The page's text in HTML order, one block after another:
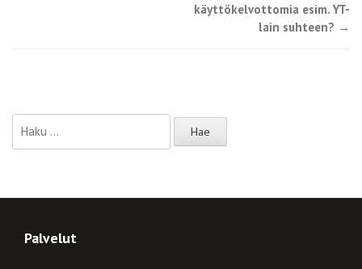
käyttökelvottomia esim. YT-
lain suhteen? →
Palvelut